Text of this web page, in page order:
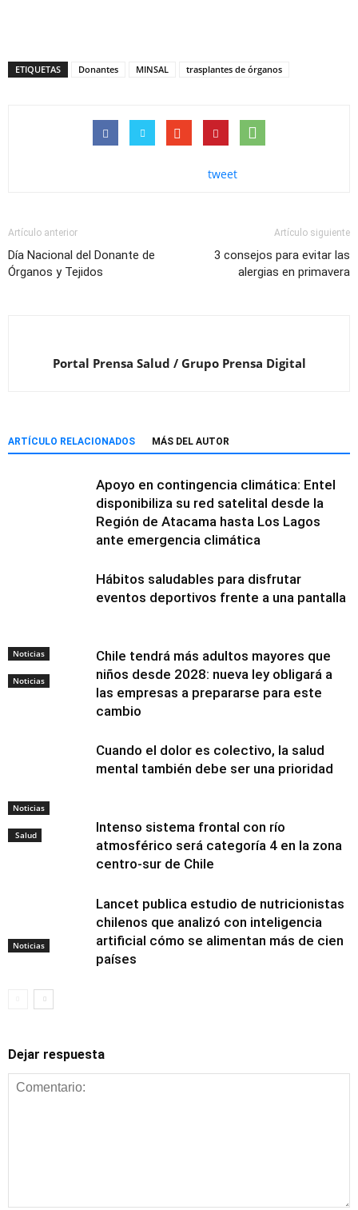
ETIQUETAS Donantes MINSAL trasplantes de órganos
tweet
Artículo anterior
Día Nacional del Donante de
Órganos y Tejidos
Artículo siguiente
3 consejos para evitar las
alergias en primavera
Portal Prensa Salud / Grupo Prensa Digital
ARTÍCULO RELACIONADOS MÁS DEL AUTOR
Noticias
Apoyo en contingencia climática: Entel
disponibiliza su red satelital desde la
Región de Atacama hasta Los Lagos
ante emergencia climática
Noticias
Hábitos saludables para disfrutar
eventos deportivos frente a una pantalla
Noticias
Chile tendrá más adultos mayores que
niños desde 2028: nueva ley obligará a
las empresas a prepararse para este
cambio
Salud
Cuando el dolor es colectivo, la salud
mental también debe ser una prioridad
Noticias
Intenso sistema frontal con río
atmosférico será categoría 4 en la zona
centro-sur de Chile
Alimentación y
nutrición
Lancet publica estudio de nutricionistas
chilenos que analizó con inteligencia
artificial cómo se alimentan más de cien
países
Dejar respuesta